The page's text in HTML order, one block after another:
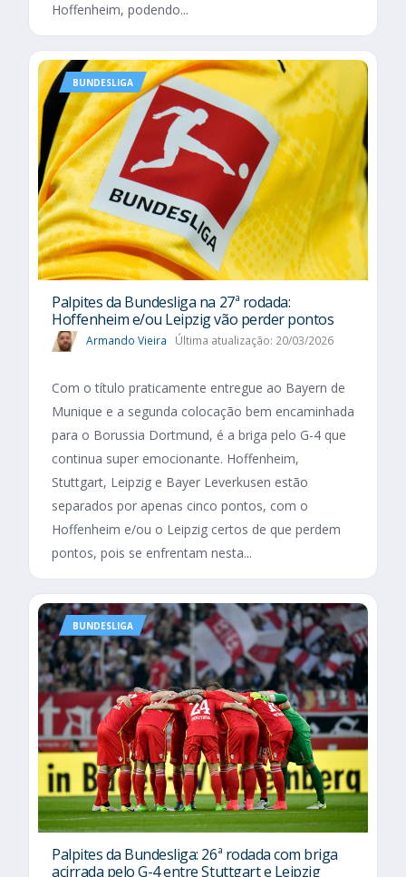
Hoffenheim, podendo...
BUNDESLIGA
Palpites da Bundesliga na 27ª rodada:
Hoffenheim e/ou Leipzig vão perder pontos
Armando Vieira Última atualização: 20/03/2026
Com o título praticamente entregue ao Bayern de
Munique e a segunda colocação bem encaminhada
para o Borussia Dortmund, é a briga pelo G-4 que
continua super emocionante. Hoffenheim,
Stuttgart, Leipzig e Bayer Leverkusen estão
separados por apenas cinco pontos, com o
Hoffenheim e/ou o Leipzig certos de que perdem
pontos, pois se enfrentam nesta...
BUNDESLIGA
Palpites da Bundesliga: 26ª rodada com briga
acirrada pelo G-4 entre Stuttgart e Leipzig